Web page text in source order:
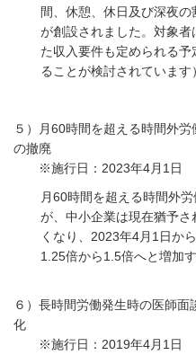
間、休憩、休日及び深夜
が創設されました。対象
た収入要件も定められる
ることが検討されています）
５）月60時間を超える時間外
の撤廃
※施行日：2023年4月1日
月60時間を超える時間外
が、中小企業は現在猶予
くなり、2023年4月1日か
1.25倍から1.5倍へと増加
６）長時間労働発生時の医師
化
※施行日：2019年4月1日